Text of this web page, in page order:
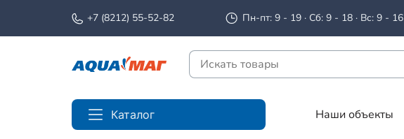
+7 (8212) 55-52-82 Пн-пт: 9 - 19 · Сб: 9 - 18 · Вс: 9 - 16
Каталог Наши объекты